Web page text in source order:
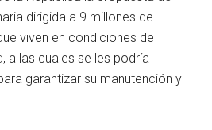
dirigida a 9 millones de
viven en condiciones de
a las cuales se les podría
garantizar su manutención y